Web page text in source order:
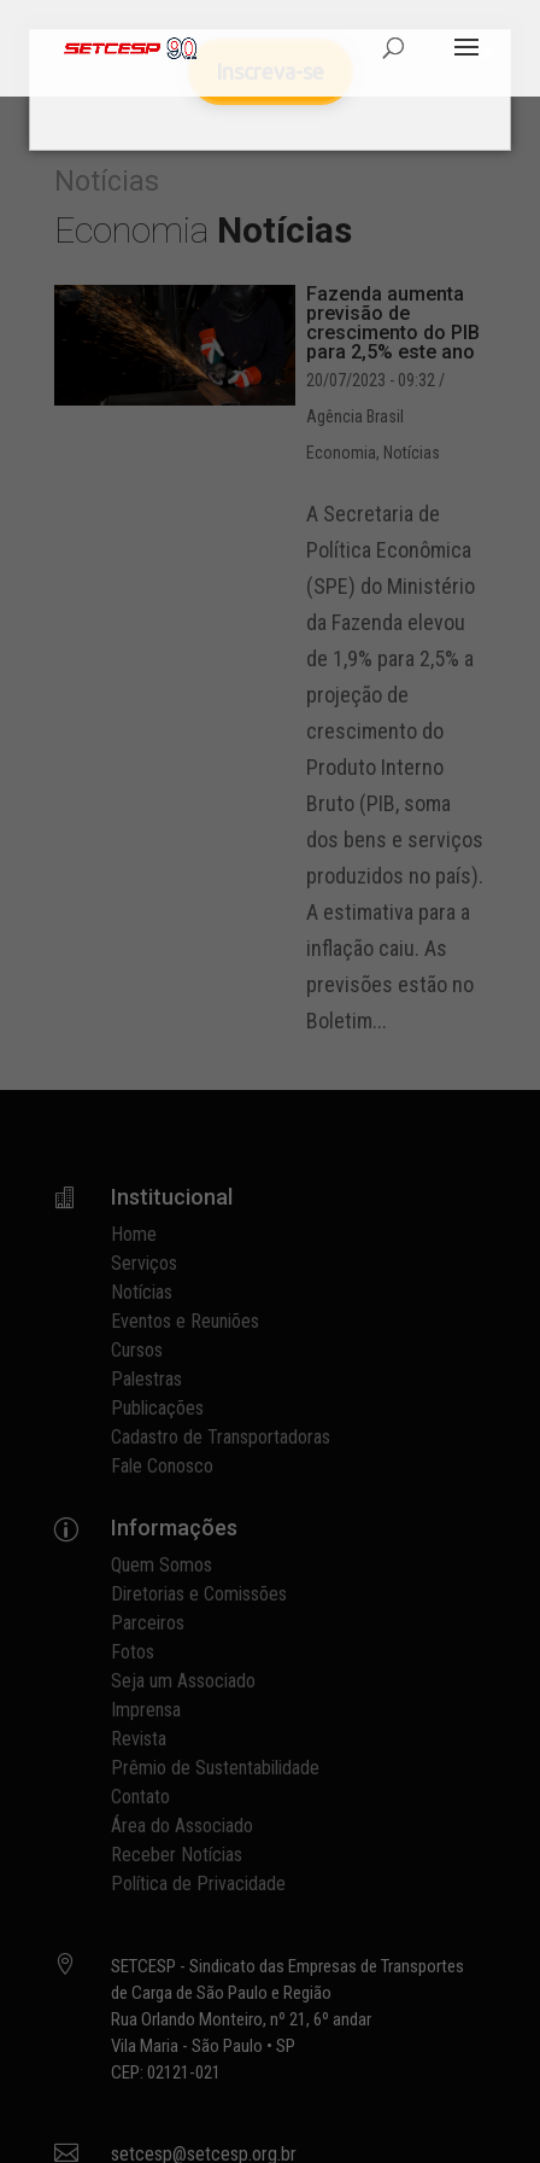
Notícias
Economia Notícias
Fazenda aumenta
previsão de
crescimento do PIB
para 2,5% este ano
20/07/2023 - 09:32 /
Agência Brasil
Economia, Notícias
A Secretaria de
Política Econômica
(SPE) do Ministério
da Fazenda elevou
de 1,9% para 2,5% a
projeção de
crescimento do
Produto Interno
Bruto (PIB, soma
dos bens e serviços
produzidos no país).
A estimativa para a
inflação caiu. As
previsões estão no
Boletim...
 Institucional
Home
Serviços
Notícias
Eventos e Reuniões
Cursos
Palestras
Publicações
Cadastro de Transportadoras
Fale Conosco
p Informações
Quem Somos
Diretorias e Comissões
Parceiros
Fotos
Seja um Associado
Imprensa
Revista
Prêmio de Sustentabilidade
Contato
Área do Associado
Receber Notícias
Política de Privacidade

SETCESP - Sindicato das Empresas de Transportes
de Carga de São Paulo e Região
Rua Orlando Monteiro, nº 21, 6º andar
Vila Maria - São Paulo • SP
CEP: 02121-021
 setcesp@setcesp.org.br